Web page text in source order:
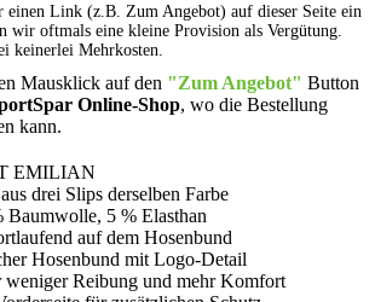
einen Link (z.B. Zum Angebot) auf dieser Seite ein
wir oftmals eine kleine Provision als Vergütung.
keinerlei Mehrkosten.
Mausklick auf den "Zum Angebot" Button
Online-Shop, wo die Bestellung
kann.
EMILIAN
drei Slips derselben Farbe
Baumwolle, 5 % Elasthan
auf dem Hosenbund
Hosenbund mit Logo-Detail
weniger Reibung und mehr Komfort